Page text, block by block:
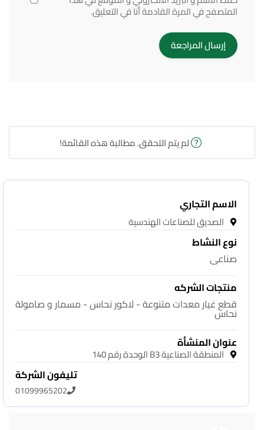
المتصفح في المرة القادمة أنا في التعليق.
لم يتم التحقق. مطالبة هذه القائمة!
الاسم التجاري
الصديق للصناعات الهندسية
نوع النشاط
صناعى
منتجات الشركه
قطع غيار معدات متنوعة - لاكور نحاس - مسمار و صامولة
نحاس
عنوان المنشأة
المنطقة الصناعية B3 الوحدة رقم 140
تليفون الشركة
01099965202